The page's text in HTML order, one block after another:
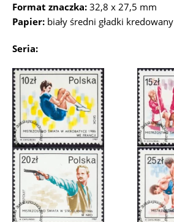
Format znaczka: 32,8 x 27,5 mm
Papier: biały średni gładki kredowany
Seria: